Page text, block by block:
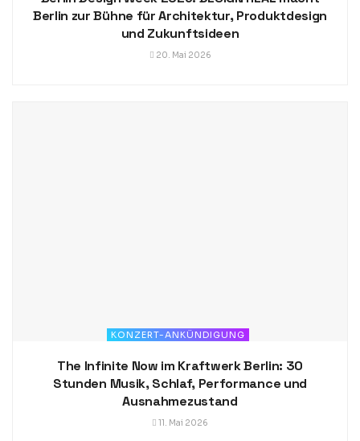
Berlin zur Bühne für Architektur, Produktdesign
und Zukunftsideen
20. Mai 2026
KONZERT-ANKÜNDIGUNG
The Infinite Now im Kraftwerk Berlin: 30
Stunden Musik, Schlaf, Performance und
Ausnahmezustand
11. Mai 2026